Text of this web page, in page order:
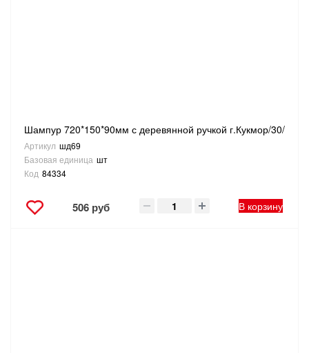
Шампур 720*150*90мм с деревянной ручкой г.Кукмор/30/
Артикул шд69
Базовая единица шт
Код 84334
506 руб В корзину